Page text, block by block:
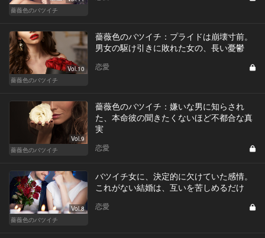
薔薇色のバツイチ
Vol.10
薔薇色のバツイチ
薔薇色のバツイチ：プライドは崩壊寸前。
男女の駆け引きに敗れた女の、長い憂鬱
恋愛
Vol.9
薔薇色のバツイチ
薔薇色のバツイチ：嫌いな男に知らされ
た、本命彼の聞きたくないほど不都合な真
実
恋愛
Vol.8
薔薇色のバツイチ
バツイチ女に、決定的に欠けていた感情。
これがない結婚は、互いを苦しめるだけ
恋愛